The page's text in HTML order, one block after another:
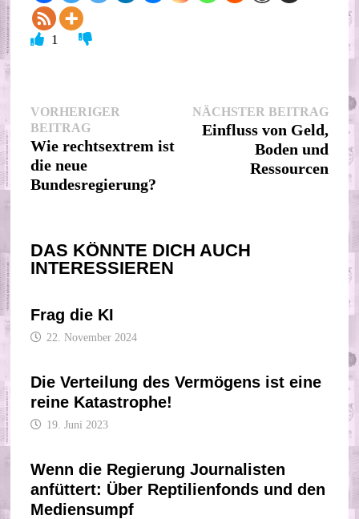
1
Beitragsnavigation
VORHERIGER
BEITRAGVorheriger
Beitrag:
Wie rechtsextrem ist
die neue
Bundesregierung?
NÄCHSTER BEITRAG
Einfluss von Geld,
Boden und
Ressourcen
DAS KÖNNTE DICH AUCH
INTERESSIEREN
Frag die KI
22. November 2024
Die Verteilung des Vermögens ist eine
reine Katastrophe!
19. Juni 2023
Wenn die Regierung Journalisten
anfüttert: Über Reptilienfonds und den
Mediensumpf